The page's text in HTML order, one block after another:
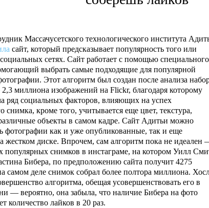
Массачусетского технологического института
сайт, который предсказывает популярность того или
сетях. Cайт работает с помощью специального
выбрать самые подходящие для популярной
Этот алгоритм был создан после анализа
миллиона изображений на Flickr, благодаря которому
ряд социальных факторов, влияющих на успех
снимка, кроме того, учитывается еще цвет, текстура,
объекты в самом кадре. Cайт Адитьи можно
фотографии как и уже опубликованные, так и еще
жестком диске. Впрочем, сам алгоритм пока не идеален
популярных снимков в инстаграме, на котором Уилл
Бибера, по предположению сайта получит 4275
самом деле снимок собрал более полтора миллиона.
алгоритма, обещая усовершенствовать его в
— вероятно, она забыла, что наличие Бибера на фото
количество лайков в 20 раз.